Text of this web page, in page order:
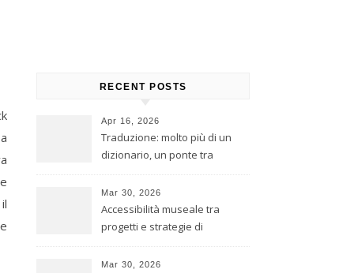
RECENT POSTS
Apr 16, 2026
Traduzione: molto più di un
dizionario, un ponte tra
Mar 30, 2026
Accessibilità museale tra
progetti e strategie di
Mar 30, 2026